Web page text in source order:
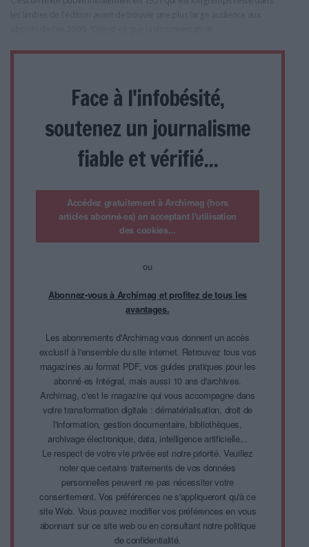
Face à l'infobésité,
soutenez un journalisme
fiable et vérifié...
Accédez gratuitement à Archimag (hors
articles abonné·es) en acceptant l'utilisation
des cookies...
ou
Abonnez-vous à Archimag et profitez de tous les
avantages.
Les abonnements d'Archimag vous donnent un accès
exclusif à l'ensemble du site internet. Retrouvez tous vos
magazines au format PDF, vos guides pratiques pour les
abonné·es Intégral, mais aussi 10 ans d'archives.
Archimag, c'est le magazine qui vous accompagne dans
votre transformation digitale : dématérialisation, droit de
l'information, gestion documentaire, bibliothèques,
archivage électronique, data, intelligence artificielle...
Le respect de votre vie privée est notre priorité. Veuillez
noter que certains traitements de vos données
personnelles peuvent ne pas nécessiter votre
consentement. Vos préférences ne s'appliqueront qu'à ce
site Web. Vous pouvez modifier vos préférences en vous
abonnant sur ce site web ou en consultant notre politique
de confidentialité.